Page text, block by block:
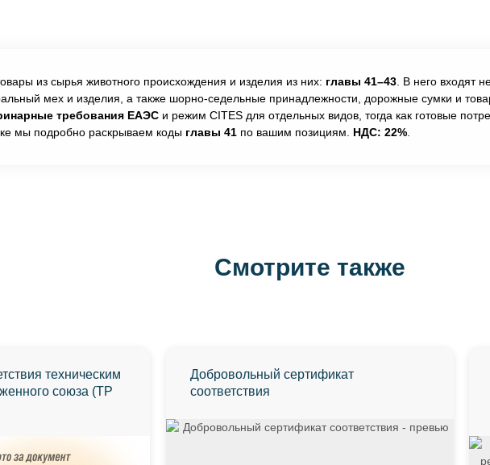
из сырья животного происхождения и изделия из них: главы 41–43 . В него входят
мех и изделия, а также шорно-седельные принадлежности, дорожные сумки и
требования ЕАЭС и режим CITES для отдельных видов, тогда как готовые
мы подробно раскрываем коды главы 41 по вашим позициям. НДС: 22%
Смотрите также
техническим
союза (ТР
Добровольный сертификат
соответствия